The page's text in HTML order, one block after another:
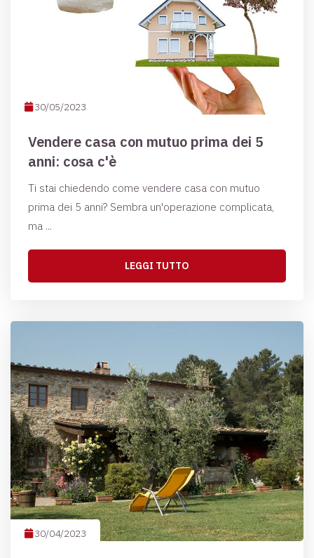
30/05/2023
Vendere casa con mutuo prima dei 5
anni: cosa c'è
Ti stai chiedendo come vendere casa con mutuo
prima dei 5 anni? Sembra un'operazione complicata,
ma ...
LEGGI TUTTO
30/04/2023